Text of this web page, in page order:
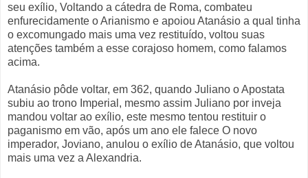
seu exílio, Voltando a cátedra de Roma, combateu
enfurecidamente o Arianismo e apoiou Atanásio a qual tinha
o excomungado mais uma vez restituído, voltou suas
atenções também a esse corajoso homem, como falamos
acima.
Atanásio pôde voltar, em 362, quando Juliano o Apostata
subiu ao trono Imperial, mesmo assim Juliano por inveja
mandou voltar ao exílio, este mesmo tentou restituir o
paganismo em vão, após um ano ele falece O novo
imperador, Joviano, anulou o exílio de Atanásio, que voltou
mais uma vez a Alexandria.